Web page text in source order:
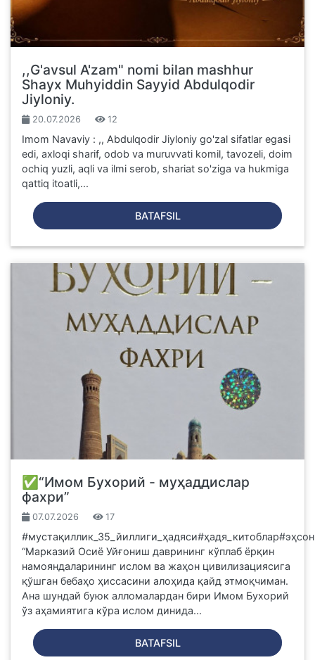
,,G'avsul A'zam" nomi bilan mashhur
Shayx Muhyiddin Sayyid Abdulqodir
Jiyloniy.
20.07.2026 12
Imom Navaviy : ,, Abdulqodir Jiyloniy go'zal sifatlar egasi
edi, axloqi sharif, odob va muruvvati komil, tavozeli, doim
ochiq yuzli, aqli va ilmi serob, shariat so'ziga va hukmiga
qattiq itoatli,...
BATAFSIL
✅“Имом Бухорий - муҳаддислар
фахри”
07.07.2026 17
“Марказий Осиё Уйғониш даврининг кўплаб ёрқин
намояндаларининг ислом ва жаҳон цивилизациясига
қўшган бебаҳо ҳиссасини алоҳида қайд этмоқчиман.
Ана шундай буюк алломалардан бири Имом Бухорий
ўз аҳамиятига кўра ислом динида...
BATAFSIL